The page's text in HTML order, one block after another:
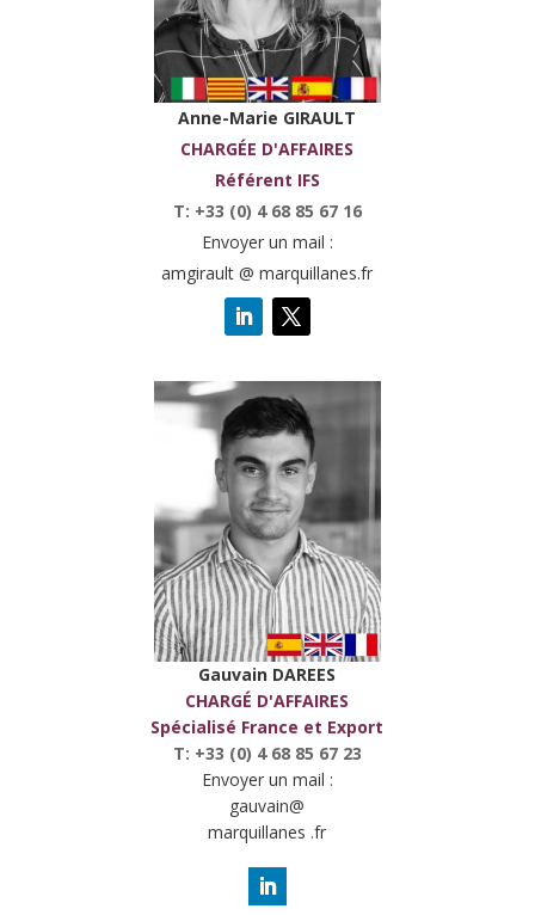
Anne-Marie GIRAULT
CHARGÉE D'AFFAIRES
Référent IFS
T: +33 (0) 4 68 85 67 16
Envoyer un mail :
amgirault @ marquillanes.fr
Gauvain DAREES
CHARGÉ D'AFFAIRES
Spécialisé France et Export
T: +33 (0) 4 68 85 67 23
Envoyer un mail :
gauvain@
marquillanes .fr